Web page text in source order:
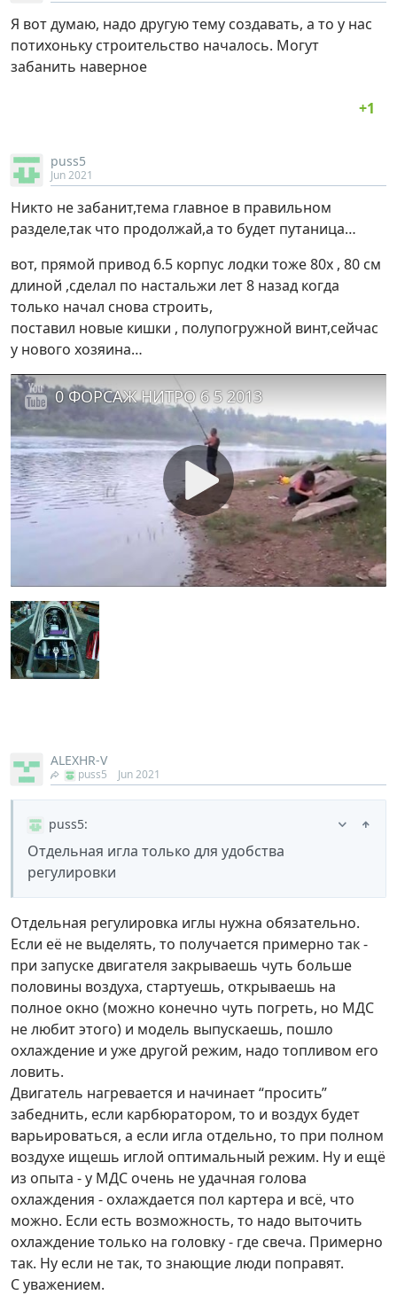
Я вот думаю, надо другую тему создавать, а то у нас
потихоньку строительство началось. Могут
забанить наверное
puss5
Jun 2021
Никто не забанит,тема главное в правильном
разделе,так что продолжай,а то будет путаница…
вот, прямой привод 6.5 корпус лодки тоже 80х , 80 см
длиной ,сделал по настальжи лет 8 назад когда
только начал снова строить,
поставил новые кишки , полупогружной винт,сейчас
у нового хозяина…
0 ФОРСАЖ НИТРО 6 5 2013
ALEXHR-V
puss5 Jun 2021
puss5:
Отдельная игла только для удобства
регулировки
Отдельная регулировка иглы нужна обязательно.
Если её не выделять, то получается примерно так -
при запуске двигателя закрываешь чуть больше
половины воздуха, стартуешь, открываешь на
полное окно (можно конечно чуть погреть, но МДС
не любит этого) и модель выпускаешь, пошло
охлаждение и уже другой режим, надо топливом его
ловить.
Двигатель нагревается и начинает “просить”
забеднить, если карбюратором, то и воздух будет
варьироваться, а если игла отдельно, то при полном
воздухе ищешь иглой оптимальный режим. Ну и ещё
из опыта - у МДС очень не удачная голова
охлаждения - охлаждается пол картера и всё, что
можно. Если есть возможность, то надо выточить
охлаждение только на головку - где свеча. Примерно
так. Ну если не так, то знающие люди поправят.
С уважением.